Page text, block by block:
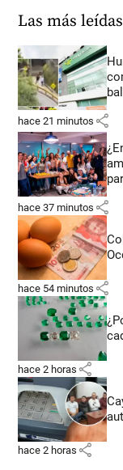
Las más leídas
hace 21 minutos share
hace 37 minutos share
hace 54 minutos share
hace 2 horas share
hace 2 horas share